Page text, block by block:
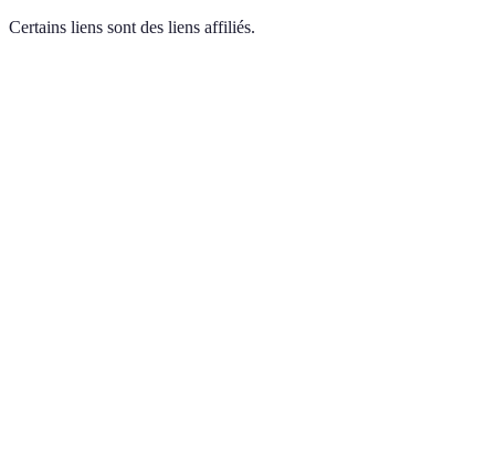
Certains liens sont des liens affiliés.